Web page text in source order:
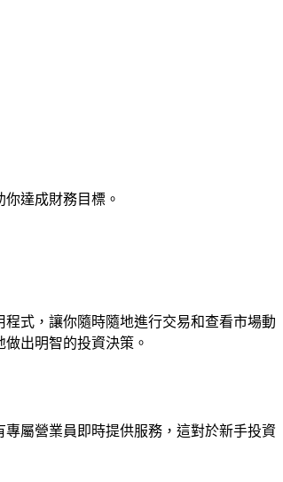
達成財務目標。
式，讓你隨時隨地進行交易和查看市場動
出明智的投資決策。
屬營業員即時提供服務，這對於新手投資